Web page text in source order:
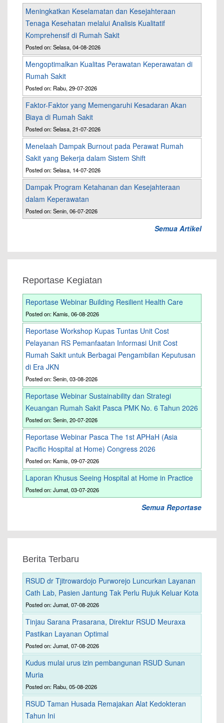
Meningkatkan Keselamatan dan Kesejahteraan
Tenaga Kesehatan melalui Analisis Kualitatif
Komprehensif di Rumah Sakit
Posted on: Selasa, 04-08-2026
Mengoptimalkan Kualitas Perawatan Keperawatan di
Rumah Sakit
Posted on: Rabu, 29-07-2026
Faktor-Faktor yang Memengaruhi Kesadaran Akan
Biaya di Rumah Sakit
Posted on: Selasa, 21-07-2026
Menelaah Dampak Burnout pada Perawat Rumah
Sakit yang Bekerja dalam Sistem Shift
Posted on: Selasa, 14-07-2026
Dampak Program Ketahanan dan Kesejahteraan
dalam Keperawatan
Posted on: Senin, 06-07-2026
Semua Artikel
Reportase Kegiatan
Reportase Webinar Building Resilient Health Care
Posted on: Kamis, 06-08-2026
Reportase Workshop Kupas Tuntas Unit Cost
Pelayanan RS Pemanfaatan Informasi Unit Cost
Rumah Sakit untuk Berbagai Pengambilan Keputusan
di Era JKN
Posted on: Senin, 03-08-2026
Reportase Webinar Sustainability dan Strategi
Keuangan Rumah Sakit Pasca PMK No. 6 Tahun 2026
Posted on: Senin, 20-07-2026
Reportase Webinar Pasca The 1st APHaH (Asia
Pacific Hospital at Home) Congress 2026
Posted on: Kamis, 09-07-2026
Laporan Khusus Seeing Hospital at Home in Practice
Posted on: Jumat, 03-07-2026
Semua Reportase
Berita Terbaru
RSUD dr Tjitrowardojo Purworejo Luncurkan Layanan
Cath Lab, Pasien Jantung Tak Perlu Rujuk Keluar Kota
Posted on: Jumat, 07-08-2026
Tinjau Sarana Prasarana, Direktur RSUD Meuraxa
Pastikan Layanan Optimal
Posted on: Jumat, 07-08-2026
Kudus mulai urus izin pembangunan RSUD Sunan
Muria
Posted on: Rabu, 05-08-2026
RSUD Taman Husada Remajakan Alat Kedokteran
Tahun Ini